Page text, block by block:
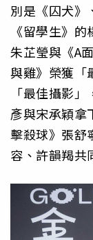
別是《囚犬》
《留學生》
朱芷瑩與《A
與雞》榮獲「
「最佳攝影
彥與宋承穎拿
擊殺球》張舒
容、許韻羯共